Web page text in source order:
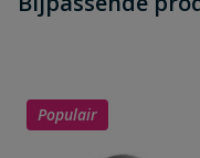
dit
Schrijf zelf een
Uw waardering:
Populair